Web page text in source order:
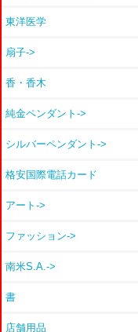
東洋医学
扇子->
香・香木
純金ペンダント->
シルバーペンダント->
格安国際電話カード
アート->
ファッション->
南米S.A.->
書
店舗用品